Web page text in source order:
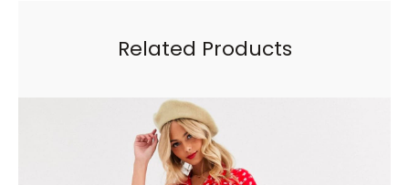
Related Products